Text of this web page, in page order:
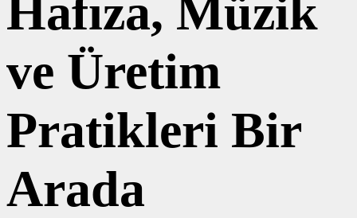
Hafıza, Müzik
ve Üretim
Pratikleri Bir
Arada